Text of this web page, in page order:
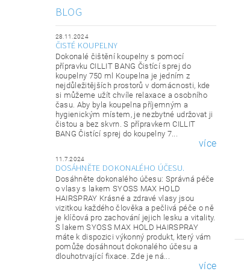
BLOG
28.11.2024
ČISTÉ KOUPELNY
Dokonalé čištění koupelny s pomocí
přípravku CILLIT BANG Čistící sprej do
koupelny 750 ml Koupelna je jedním z
nejdůležitějších prostorů v domácnosti, kde
si můžeme užít chvíle relaxace a osobního
času. Aby byla koupelna příjemným a
hygienickým místem, je nezbytné udržovat ji
čistou a bez skvrn. S přípravkem CILLIT
BANG Čistící sprej do koupelny 7...
více
11.7.2024
DOSÁHNĚTE DOKONALÉHO ÚČESU.
Dosáhněte dokonalého účesu: Správná péče
o vlasy s lakem SYOSS MAX HOLD
HAIRSPRAY Krásné a zdravé vlasy jsou
vizitkou každého člověka a pečlivá péče o ně
je klíčová pro zachování jejich lesku a vitality.
S lakem SYOSS MAX HOLD HAIRSPRAY
máte k dispozici výkonný produkt, který vám
pomůže dosáhnout dokonalého účesu a
dlouhotrvající fixace. Zde je ná...
více